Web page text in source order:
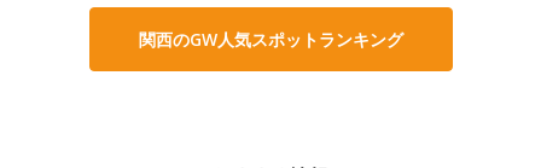
関西のGW人気スポットランキング